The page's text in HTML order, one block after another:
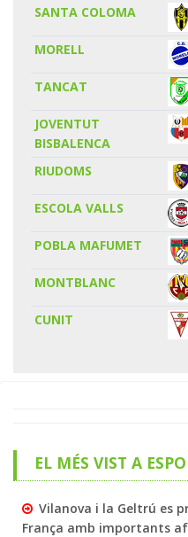
SANTA COLOMA
MORELL
TANCAT
JOVENTUT
BISBALENCA
RIUDOMS
ESCOLA VALLS
POBLA MAFUMET
MONTBLANC
CUNIT
EL MÉS VIST A
Vilanova i la Geltrú es
França amb importants